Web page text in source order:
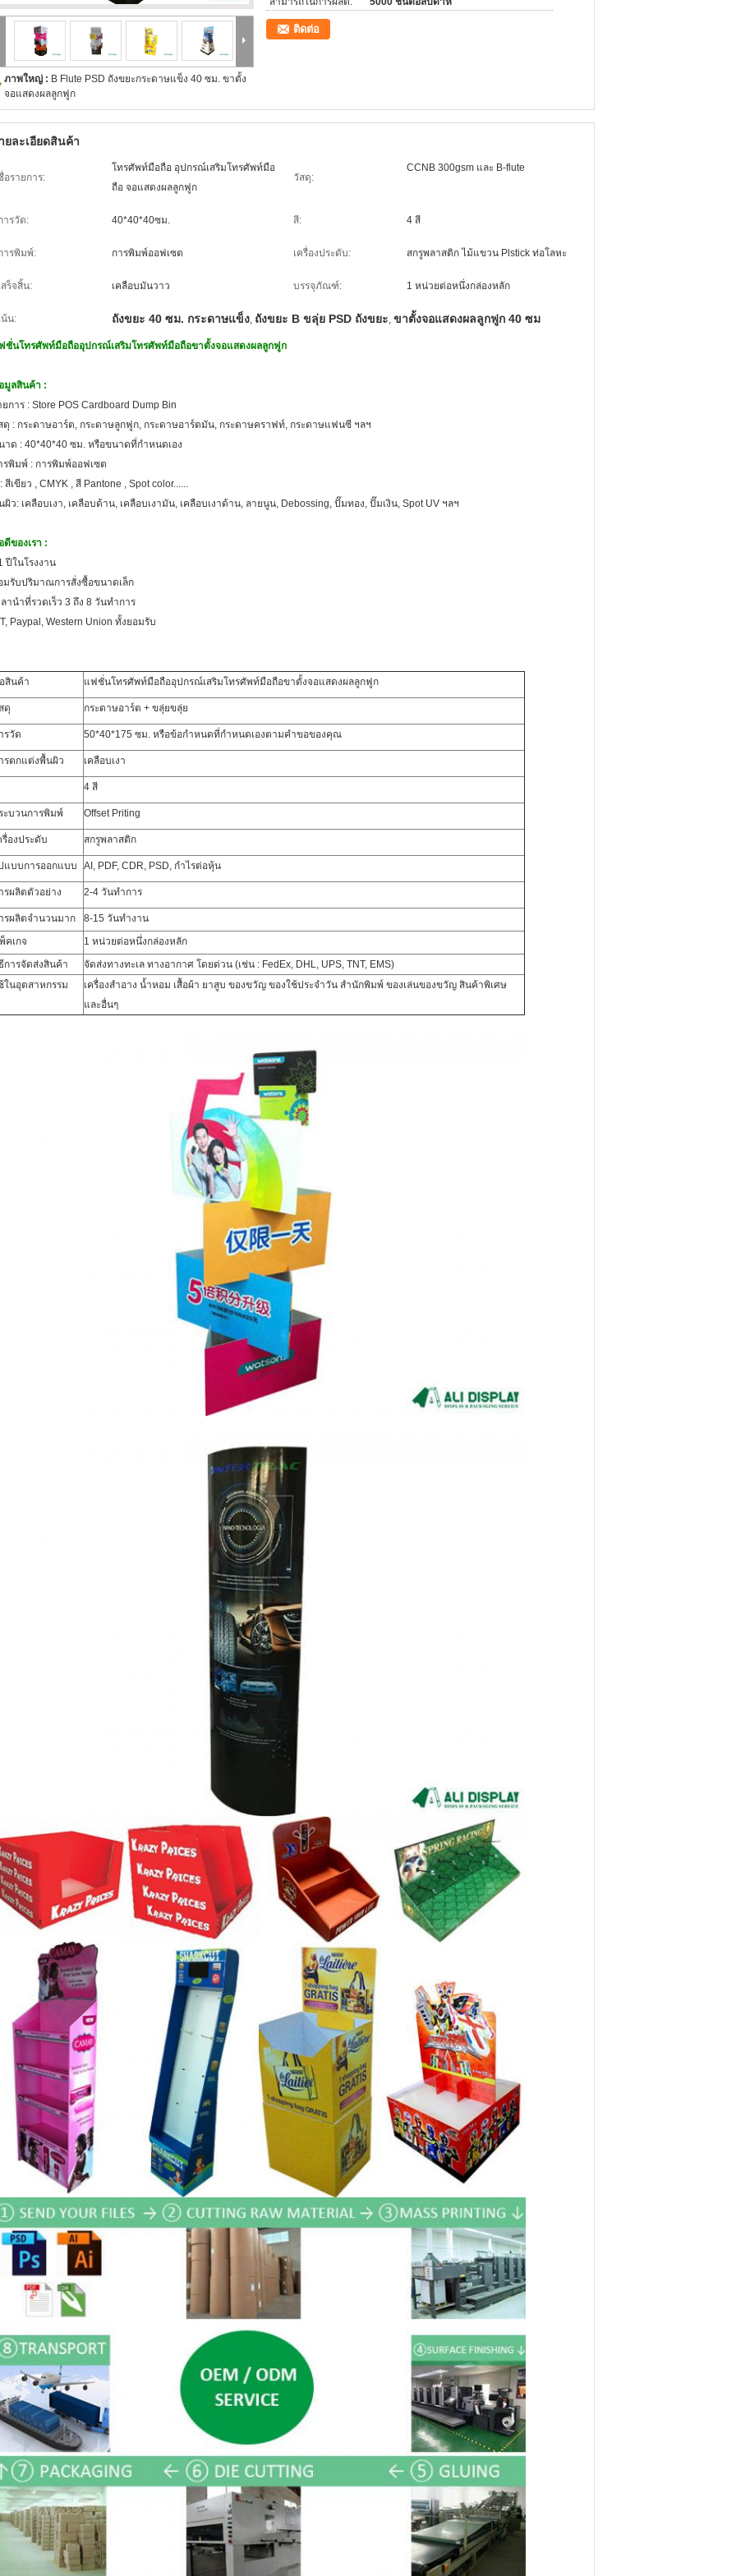
ภาพใหญ่ : B Flute PSD ถังขยะกระดาษแข็ง 40 ซม. ขาตั้ง
จอแสดงผลลูกฟูก
ติดต่อ
ยละเอียดสินค้า
อรายการ:
โทรศัพท์มือถือ อุปกรณ์เสริมโทรศัพท์มือ
ถือ จอแสดงผลลูกฟูก
วัสดุ:
CCNB 300gsm และ B-flute
ารวัด: 40*40*40ซม. สี: 4 สี
ารพิมพ์: การพิมพ์ออฟเซต เครื่องประดับ: สกรูพลาสติก ไม้แขวน Plstick ท่อโลหะ
สร็จสิ้น: เคลือบมันวาว บรรจุภัณฑ์: 1 หน่วยต่อหนึ่งกล่องหลัก
น้น: ถังขยะ 40 ซม. กระดาษแข็ง, ถังขยะ B ขลุ่ย PSD ถังขยะ, ขาตั้งจอแสดงผลลูกฟูก 40 ซม
ชั่นโทรศัพท์มือถืออุปกรณ์เสริมโทรศัพท์มือถือขาตั้งจอแสดงผลลูกฟูก
มูลสินค้า :
ยการ : Store POS Cardboard Dump Bin
ดุ : กระดาษอาร์ต, กระดาษลูกฟูก, กระดาษอาร์ตมัน, กระดาษคราฟท์, กระดาษแฟนซี ฯลฯ
าด : 40*40*40 ซม. หรือขนาดที่กำหนดเอง
รพิมพ์ : การพิมพ์ออฟเซต
สีเขียว , CMYK , สี Pantone , Spot color......
ผิว: เคลือบเงา, เคลือบด้าน, เคลือบเงามัน, เคลือบเงาด้าน, ลายนูน, Debossing, ปั๊มทอง, ปั๊มเงิน, Spot UV ฯลฯ
ดีของเรา :
ปีในโรงงาน
มรับปริมาณการสั่งซื้อขนาดเล็ก
ลานำที่รวดเร็ว 3 ถึง 8 วันทำการ
Paypal, Western Union ทั้งยอมรับ
สินค้า แฟชั่นโทรศัพท์มือถืออุปกรณ์เสริมโทรศัพท์มือถือขาตั้งจอแสดงผลลูกฟูก
ดุ กระดาษอาร์ต + ขลุ่ยขลุ่ย
รวัด 50*40*175 ซม. หรือข้อกำหนดที่กำหนดเองตามคำขอของคุณ
รตกแต่งพื้นผิว เคลือบเงา
4 สี
ะบวนการพิมพ์ Offset Priting
รื่องประดับ สกรูพลาสติก
แบบการออกแบบ AI, PDF, CDR, PSD, กำไรต่อหุ้น
รผลิตตัวอย่าง 2-4 วันทำการ
รผลิตจำนวนมาก
8-15 วันทำงาน
คเกจ
1 หน่วยต่อหนึ่งกล่องหลัก
การจัดส่งสินค้า
จัดส่งทางทะเล ทางอากาศ โดยด่วน (เช่น : FedEx, DHL, UPS, TNT, EMS)
ในอุตสาหกรรม
เครื่องสำอาง น้ำหอม เสื้อผ้า ยาสูบ ของขวัญ ของใช้ประจำวัน สำนักพิมพ์ ของเล่นของขวัญ สินค้าพิเศษ
และอื่นๆ